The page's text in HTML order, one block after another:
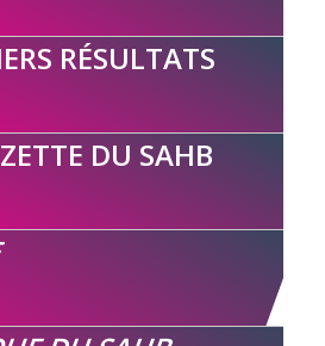
RÉSULTATS
DU SAHB